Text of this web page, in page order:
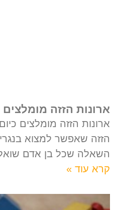
ארונות הזזה מומלצים
ארונות הזזה מומלצים
הזזה שאפשר למצוא
השאלה שכל בן אדם
קרא עוד »